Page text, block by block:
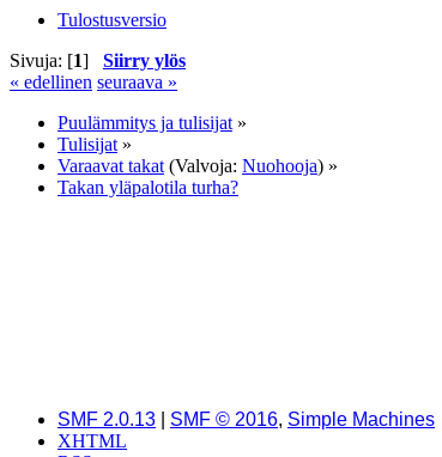
Tulostusversio
Sivuja: [1] Siirry ylös
« edellinen seuraava »
Puulämmitys ja tulisijat »
Tulisijat »
Varaavat takat (Valvoja: Nuohooja) »
Takan yläpalotila turha?
SMF 2.0.13 SMF © 2016, Simple Machines
XHTML